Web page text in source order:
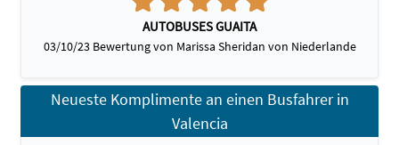
AUTOBUSES GUAITA
03/10/23 Bewertung von Marissa Sheridan von Niederlande
Neueste Komplimente an einen Busfahrer in
Valencia